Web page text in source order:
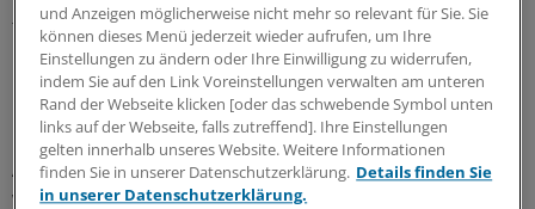
fand sich einzig bei der Druckschmerztoleranz: Sie fiel
bei den Alzheimer-Patienten signifikant niedriger aus als
bei den Kontrollpersonen (213 vs. 289 kPa; p = 0,008).
Dass Patienten mit leichter bis mittelschwerer
Alzheimer-Erkrankung dieselbe Schmerzschwelle haben
wie kognitiv intakte Personen, erklären die
und Anzeigen möglicherweise nicht mehr so relevant für Sie. Sie
können dieses Menü jederzeit wieder aufrufen, um Ihre
Einstellungen zu ändern oder Ihre Einwilligung zu widerrufen,
indem Sie auf den Link Voreinstellungen verwalten am unteren
Rand der Webseite klicken [oder das schwebende Symbol unten
links auf der Webseite, falls zutreffend]. Ihre Einstellungen
gelten innerhalb unseres Website. Weitere Informationen
finden Sie in unserer Datenschutzerklärung. Details finden Sie
in unserer Datenschutzerklärung.